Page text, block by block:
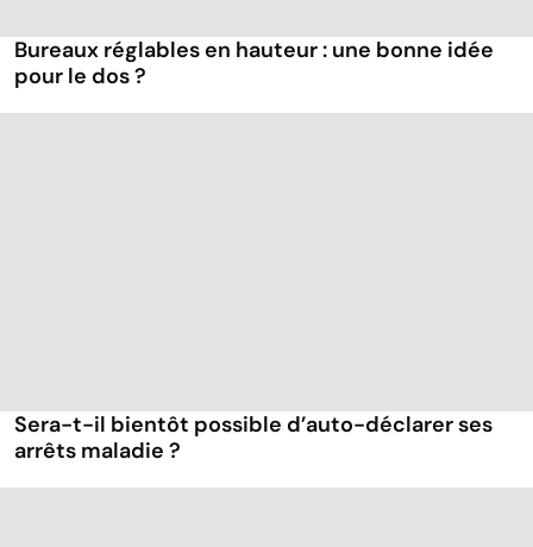
Bureaux réglables en hauteur : une bonne idée
pour le dos ?
Sera-t-il bientôt possible d’auto-déclarer ses
arrêts maladie ?